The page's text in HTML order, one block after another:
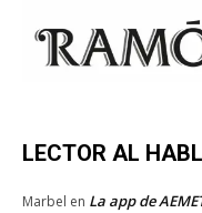
LECTOR AL
Marbel en La app de